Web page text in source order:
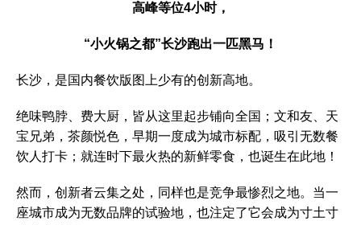
高峰等位4小时，
“小火锅之都”长沙跑出一匹黑马！
长沙，是国内餐饮版图上少有的创新高地。
绝味鸭脖、费大厨，皆从这里起步铺向全国；文和友、天
宝兄弟，茶颜悦色，早期一度成为城市标配，吸引无数餐
饮人打卡；就连时下最火热的新鲜零食，也诞生在此地！
然而，创新者云集之处，同样也是竞争最惨烈之地。当一
座城市成为无数品牌的试验地，也注定了它会成为寸土寸